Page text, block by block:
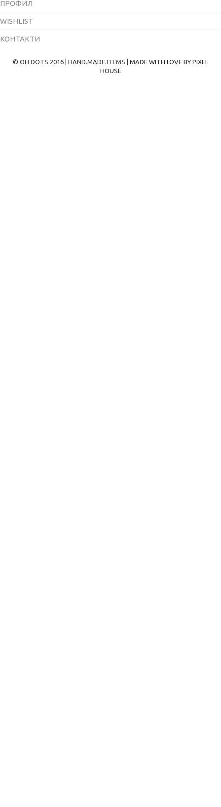
ПРОФИЛ
WISHLIST
КОНТАКТИ
© OH DOTS 2016 | HAND.MADE.ITEMS | MADE WITH LOVE BY PIXEL
HOUSE